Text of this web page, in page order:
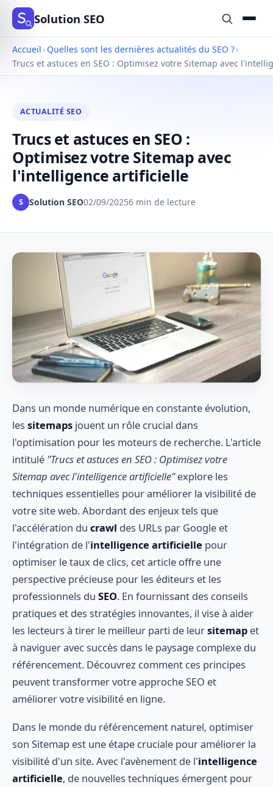
Solution SEO
Accueil › Quelles sont les dernières actualités du SEO ?›
Trucs et astuces en SEO : Optimisez votre Sitemap avec
ACTUALITÉ SEO
Trucs et astuces en SEO :
Optimisez votre Sitemap avec
l'intelligence artificielle
S Solution SEO02/09/20256 min de lecture
Dans un monde numérique en constante évolution,
les sitemaps jouent un rôle crucial dans
l'optimisation pour les moteurs de recherche. L'article
intitulé "Trucs et astuces en SEO : Optimisez votre
Sitemap avec l'intelligence artificielle"explore les
techniques essentielles pour améliorer la visibilité de
votre site web. Abordant des enjeux tels que
l'accélération du crawl des URLs par Google et
l'intégration de l'intelligence artificielle pour
optimiser le taux de clics, cet article offre une
perspective précieuse pour les éditeurs et les
professionnels du SEO. En fournissant des conseils
pratiques et des stratégies innovantes, il vise à aider
les lecteurs à tirer le meilleur parti de leursitemap et
à naviguer avec succès dans le paysage complexe du
référencement. Découvrez comment ces principes
peuvent transformer votre approche SEO et
améliorer votre visibilité en ligne.
Dans le monde du référencement naturel, optimiser
son Sitemap est une étape cruciale pour améliorer la
visibilité d'un site. Avec l'avènement de l'intelligence
artificielle, de nouvelles techniques émergent pour